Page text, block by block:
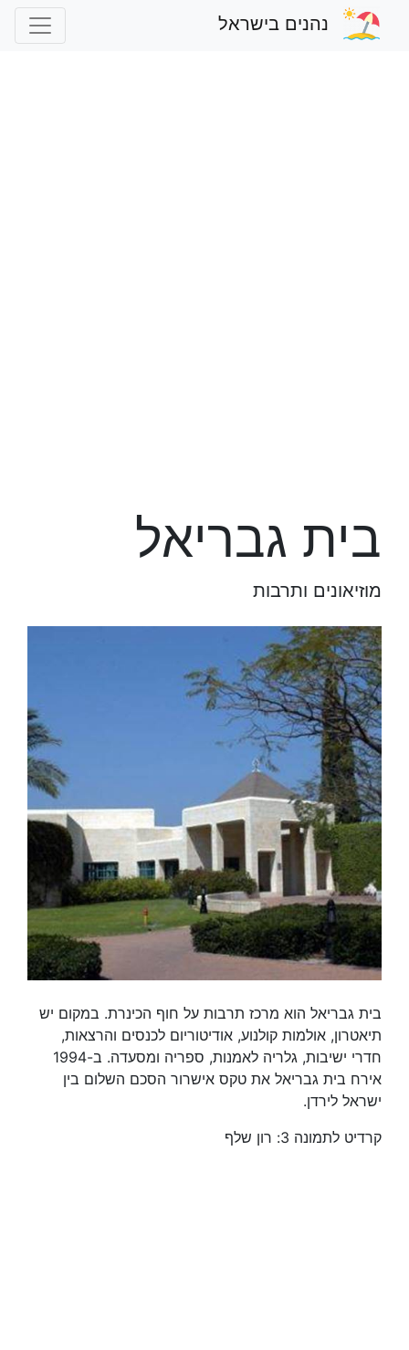
נהנים בישראל
בית גבריאל
מוזיאונים ותרבות
בית גבריאל הוא מרכז תרבות על חוף הכינרת. במקום יש
תיאטרון, אולמות קולנוע, אודיטוריום לכנסים והרצאות,
חדרי ישיבות, גלריה לאמנות, ספריה ומסעדה. ב-1994
אירח בית גבריאל את טקס אישרור הסכם השלום בין
ישראל לירדן.
קרדיט לתמונה 3: רון שלף